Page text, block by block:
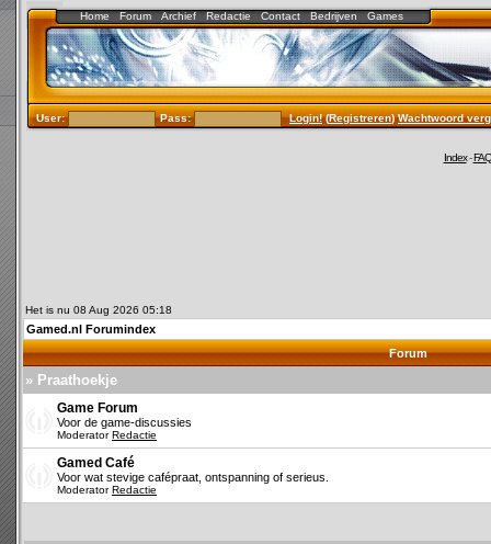
Home Forum Archief Redactie Contact Bedrijven Games
User: Pass: Login!(Registreren)Wachtwoord
Index-FAQ
Het is nu 08 Aug 2026 05:18
Gamed.nl Forumindex
Forum
» Praathoekje
Game Forum
Voor de game-discussies
ModeratorRedactie
Gamed Café
Voor wat stevige cafépraat, ontspanning of serieus.
ModeratorRedactie